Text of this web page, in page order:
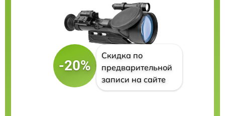
-20%
Скидка по
предварительной
записи на сайте